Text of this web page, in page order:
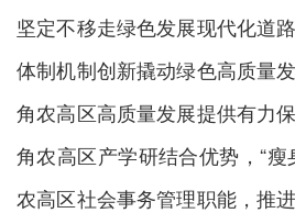
坚定不移走绿色发展现代化道
体制机制创新撬动绿色高质量
角农高区高质量发展提供有力
角农高区产学研结合优势，“瘦
农高区社会事务管理职能，推